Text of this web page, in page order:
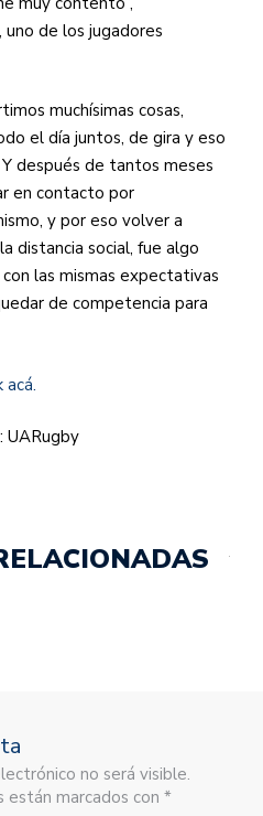
, uno de los jugadores
muchísimas cosas,
el día juntos, de gira y eso
después de tantos meses
en contacto por
y por eso volver a
distancia social, fue algo
las mismas expectativas
de competencia para
acá.
UARugby
no será visible.
están marcados con *